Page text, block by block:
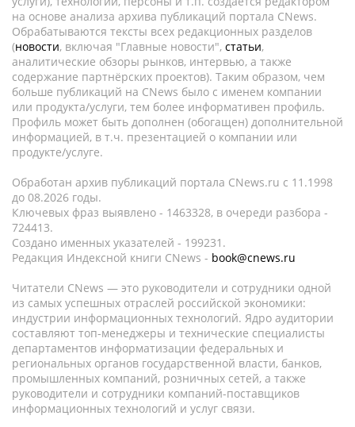
на основе анализа архива публикаций портала CNews.
Обрабатываются тексты всех редакционных разделов
(новости, включая "Главные новости", статьи,
аналитические обзоры рынков, интервью, а также
содержание партнёрских проектов). Таким образом, чем
больше публикаций на CNews было с именем компании
или продукта/услуги, тем более информативен профиль.
Профиль может быть дополнен (обогащен) дополнительной
информацией, в т.ч. презентацией о компании или
продукте/услуге.
Обработан архив публикаций портала CNews.ru c 11.1998
до 08.2026 годы.
Ключевых фраз выявлено - 1463328, в очереди разбора -
724413.
Создано именных указателей - 199231.
Редакция Индексной книги CNews - book@cnews.ru
Читатели CNews — это руководители и сотрудники одной
из самых успешных отраслей российской экономики:
индустрии информационных технологий. Ядро аудитории
составляют топ-менеджеры и технические специалисты
департаментов информатизации федеральных и
региональных органов государственной власти, банков,
промышленных компаний, розничных сетей, а также
руководители и сотрудники компаний-поставщиков
информационных технологий и услуг связи.